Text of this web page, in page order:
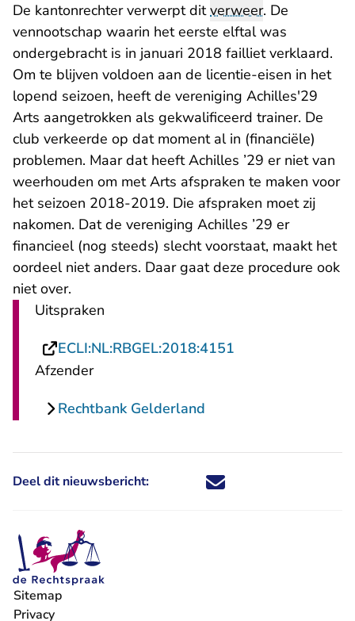
De kantonrechter verwerpt ditverweer. De
vennootschap waarin het eerste elftal was
ondergebracht is in januari 2018 failliet verklaard.
Om te blijven voldoen aan de licentie-eisen in het
lopend seizoen, heeft de vereniging Achilles'29
Arts aangetrokken als gekwalificeerd trainer. De
club verkeerde op dat moment al in (financiële)
problemen. Maar dat heeft Achilles ’29 er niet van
weerhouden om met Arts afspraken te maken voor
het seizoen 2018-2019. Die afspraken moet zij
nakomen. Dat de vereniging Achilles ’29 er
financieel (nog steeds) slecht voorstaat, maakt het
oordeel niet anders. Daar gaat deze procedure ook
niet over.
Uitspraken
ECLI:NL:RBGEL:2018:4151
Afzender
Rechtbank Gelderland
Deel dit nieuwsbericht: Deel dit nieuwsbericht via X -
Deel dit nieuwsbericht via
Deel dit nieuwsbericht
Deel dit
Sitemap
Privacy